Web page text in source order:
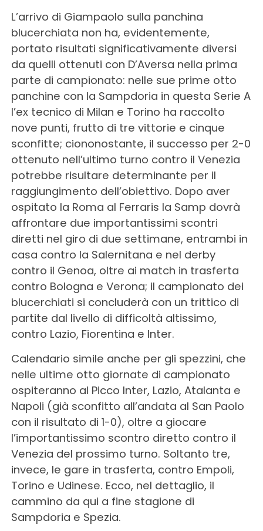
L’arrivo di Giampaolo sulla panchina
blucerchiata non ha, evidentemente,
portato risultati significativamente diversi
da quelli ottenuti con D’Aversa nella prima
parte di campionato: nelle sue prime otto
panchine con la Sampdoria in questa Serie A
l’ex tecnico di Milan e Torino ha raccolto
nove punti, frutto di tre vittorie e cinque
sconfitte; ciononostante, il successo per 2-0
ottenuto nell’ultimo turno contro il Venezia
potrebbe risultare determinante per il
raggiungimento dell’obiettivo. Dopo aver
ospitato la Roma al Ferraris la Samp dovrà
affrontare due importantissimi scontri
diretti nel giro di due settimane, entrambi in
casa contro la Salernitana e nel derby
contro il Genoa, oltre ai match in trasferta
contro Bologna e Verona; il campionato dei
blucerchiati si concluderà con un trittico di
partite dal livello di difficoltà altissimo,
contro Lazio, Fiorentina e Inter.
Calendario simile anche per gli spezzini, che
nelle ultime otto giornate di campionato
ospiteranno al Picco Inter, Lazio, Atalanta e
Napoli (già sconfitto all’andata al San Paolo
con il risultato di 1-0), oltre a giocare
l’importantissimo scontro diretto contro il
Venezia del prossimo turno. Soltanto tre,
invece, le gare in trasferta, contro Empoli,
Torino e Udinese. Ecco, nel dettaglio, il
cammino da qui a fine stagione di
Sampdoria e Spezia.